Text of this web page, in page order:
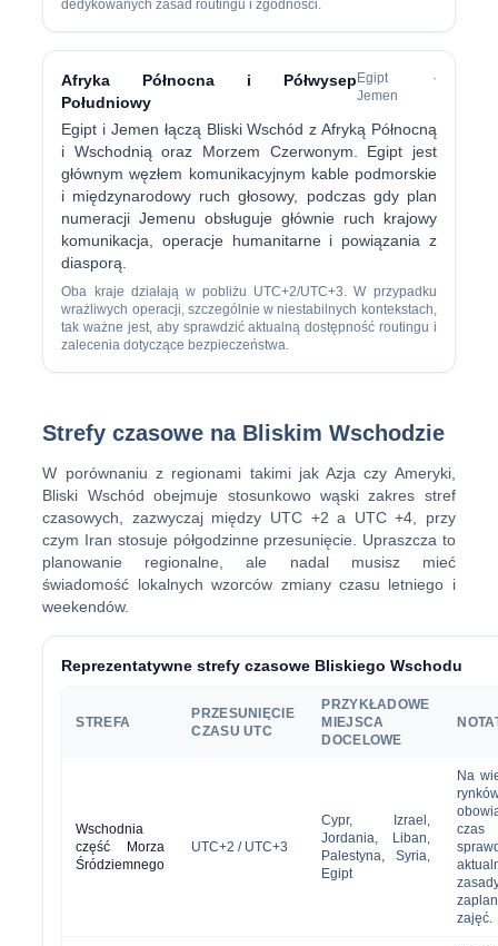
dedykowanych zasad routingu i zgodności.
Afryka Północna i Półwysep
Południowy
Egipt ·
Jemen
Egipt i Jemen łączą Bliski Wschód z Afryką Północną
i Wschodnią oraz Morzem Czerwonym. Egipt jest
głównym węzłem komunikacyjnym kable podmorskie
i międzynarodowy ruch głosowy, podczas gdy plan
numeracji Jemenu obsługuje głównie ruch krajowy
komunikacja, operacje humanitarne i powiązania z
diasporą.
Oba kraje działają w pobliżu UTC+2/UTC+3. W przypadku
wrażliwych operacji, szczególnie w niestabilnych kontekstach,
tak ważne jest, aby sprawdzić aktualną dostępność routingu i
zalecenia dotyczące bezpieczeństwa.
Strefy czasowe na Bliskim Wschodzie
W porównaniu z regionami takimi jak Azja czy Ameryki,
Bliski Wschód obejmuje stosunkowo wąski zakres stref
czasowych, zazwyczaj między UTC +2 a UTC +4, przy
czym Iran stosuje półgodzinne przesunięcie. Upraszcza to
planowanie regionalne, ale nadal musisz mieć
świadomość lokalnych wzorców zmiany czasu letniego i
weekendów.
Reprezentatywne strefy czasowe Bliskiego Wschodu
STREFA
PRZESUNIĘCIE
CZASU UTC
PRZYKŁADOWE
MIEJSCA
DOCELOWE
Wschodnia
część Morza
Śródziemnego
UTC+2 / UTC+3
Cypr, Izrael,
Jordania, Liban,
Palestyna, Syria,
Egipt
Na
zajęć.